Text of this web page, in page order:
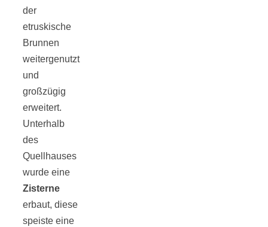
der
etruskische
Brunnen
weitergenutzt
und
großzügig
erweitert.
Unterhalb
des
Quellhauses
wurde eine
Zisterne
erbaut, diese
speiste eine